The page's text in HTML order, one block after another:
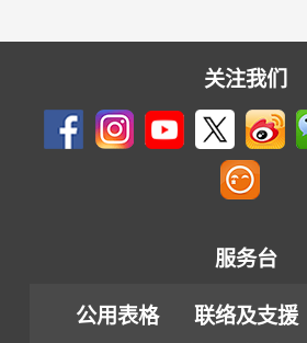
关注我们
服务台
公用表格 联络及支援